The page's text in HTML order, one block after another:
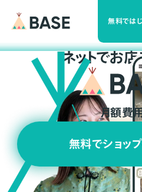
無料では
ネットでお店
月額費
無料でショッ